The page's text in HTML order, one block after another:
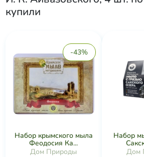
купили
-43%
Набор крымского мыла
Феодосия Ка...
Дом Природы
Набор
Дом